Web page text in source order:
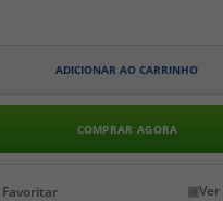
ADICIONAR AO CARRINHO
COMPRAR AGORA